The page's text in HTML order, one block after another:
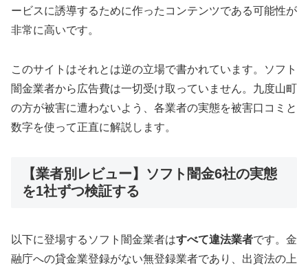
ービスに誘導するために作ったコンテンツである可能性が
非常に高いです。
このサイトはそれとは逆の立場で書かれています。ソフト
闇金業者から広告費は一切受け取っていません。九度山町
の方が被害に遭わないよう、各業者の実態を被害口コミと
数字を使って正直に解説します。
【業者別レビュー】ソフト闇金6社の実態
を1社ずつ検証する
以下に登場するソフト闇金業者はすべて違法業者です。金
融庁への貸金業登録がない無登録業者であり、出資法の上